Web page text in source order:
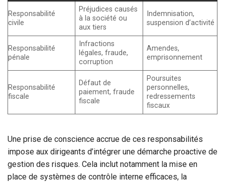
Responsabilité
civile
Préjudices causés
à la société ou
aux tiers
Indemnisation,
suspension d’activité
Responsabilité
pénale
Infractions
légales, fraude,
corruption
Amendes,
emprisonnement
Responsabilité
fiscale
Défaut de
paiement, fraude
fiscale
Poursuites
personnelles,
redressements
fiscaux
Une prise de conscience accrue de ces responsabilités
impose aux dirigeants d’intégrer une démarche proactive de
gestion des risques. Cela inclut notamment la mise en
place de systèmes de contrôle interne efficaces, la